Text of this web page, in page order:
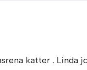
katter .